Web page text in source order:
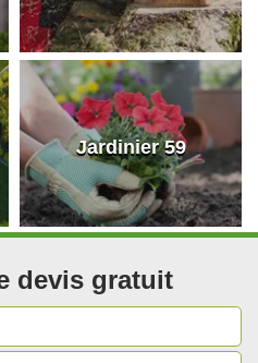
Jardinier 59
devis gratuit